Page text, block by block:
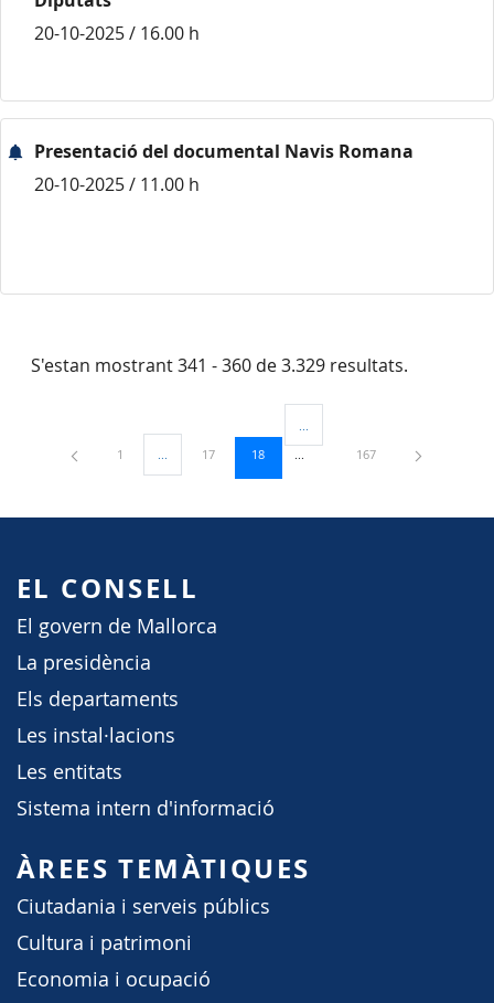
20-10-2025 / 16.00 h
Presentació del documental Navis Romana
20-10-2025 / 11.00 h
S'estan mostrant 341 - 360 de 3.329 resultats.
Pàgina
1 ...Pàgines intermèdies Utilitzeu TAB per navegar.
Pàgina
17 Pàgina
18
Pàgines intermèdies Utilitzeu
Pàgina
167
EL CONSELL
El govern de Mallorca
La presidència
Els departaments
Les instal·lacions
Les entitats
Sistema intern d'informació
ÀREES TEMÀTIQUES
Ciutadania i serveis públics
Cultura i patrimoni
Economia i ocupació